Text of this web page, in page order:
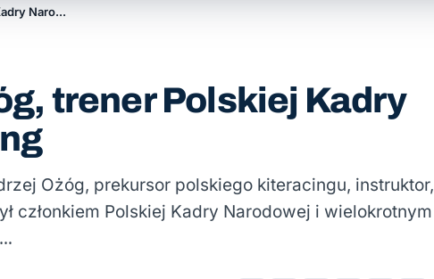
Nie żyje Andrzej Ożóg, trener Polskiej Kadry Narodowej Kiteracing
trener Polskiej Kadry
Ożóg, prekursor polskiego kiteracingu, instruktor,
członkiem Polskiej Kadry Narodowej i wielokrotnym